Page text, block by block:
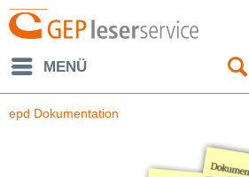
MENÜ
epd Dokumentation